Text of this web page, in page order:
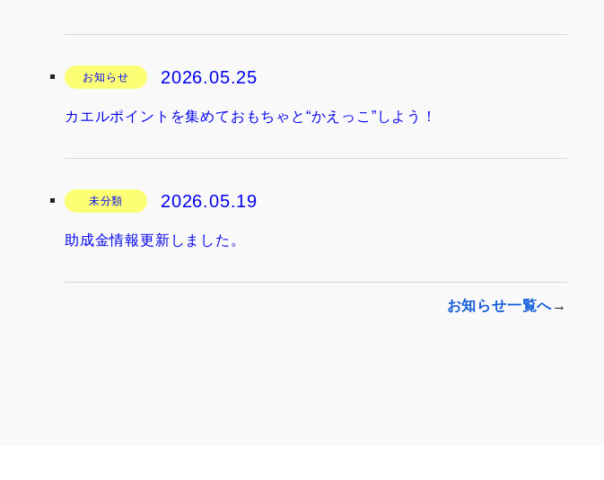
お知らせ 2026.05.25
カエルポイントを集めておもちゃと“かえっこ”しよう！
未分類 2026.05.19
助成金情報更新しました。
お知らせ一覧へ